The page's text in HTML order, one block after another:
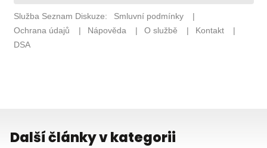
Další články v kategorii